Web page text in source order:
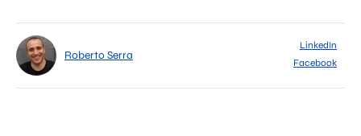
Roberto Serra
LinkedIn
Facebook